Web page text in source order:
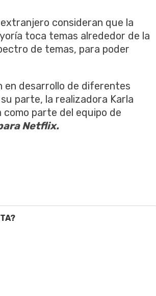
consideran que la
toca temas alrededor de la
de temas, para poder
en desarrollo de diferentes
parte, la realizadora Karla
parte del equipo de
Netflix.